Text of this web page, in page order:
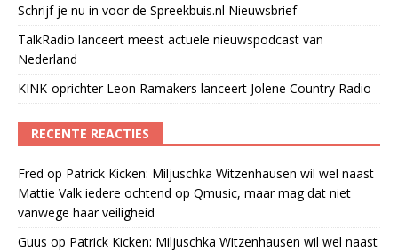
Schrijf je nu in voor de Spreekbuis.nl Nieuwsbrief
TalkRadio lanceert meest actuele nieuwspodcast van
Nederland
KINK-oprichter Leon Ramakers lanceert Jolene Country Radio
RECENTE REACTIES
Fred op Patrick Kicken: Miljuschka Witzenhausen wil wel naast
Mattie Valk iedere ochtend op Qmusic, maar mag dat niet
vanwege haar veiligheid
Guus op Patrick Kicken: Miljuschka Witzenhausen wil wel naast